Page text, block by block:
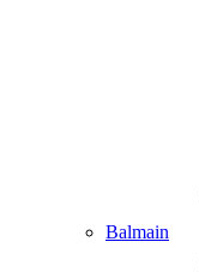
Balmain